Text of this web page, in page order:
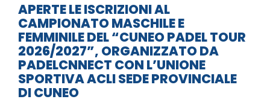
APERTE LE ISCRIZIONI AL
CAMPIONATO MASCHILE E
FEMMINILE DEL “CUNEO PADEL TOUR
2026/2027”, ORGANIZZATO DA
PADELCNNECT CON L’UNIONE
SPORTIVA ACLI SEDE PROVINCIALE
DI CUNEO